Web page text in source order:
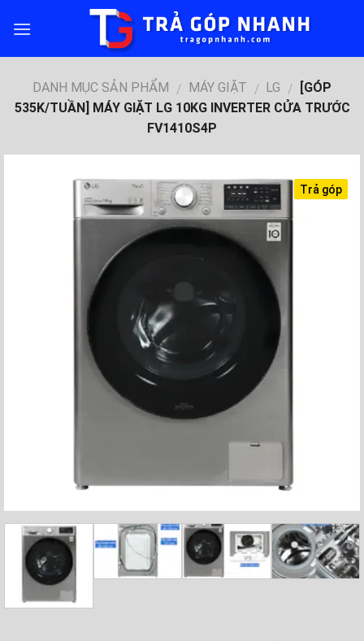
DANH MỤC SẢN PHẨM / MÁY GIẶT / LG /
[GÓP
535K/TUẦN] MÁY GIẶT LG 10KG INVERTER CỬA TRƯỚC
FV1410S4P
Trả góp